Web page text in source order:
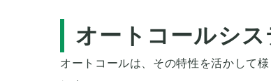
オートコールシ
オートコールは、その特性を活かして